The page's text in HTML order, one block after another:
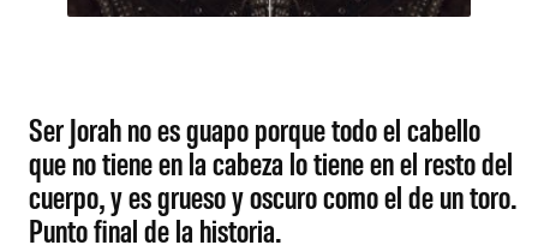
Ser Jorah no es guapo porque todo el cabello
que no tiene en la cabeza lo tiene en el resto del
cuerpo, y es grueso y oscuro como el de un toro.
Punto final de la historia.